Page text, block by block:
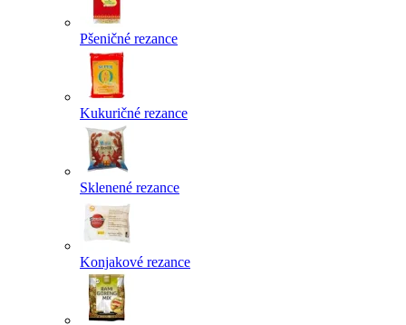
Pšeničné rezance
Kukuričné rezance
Sklenené rezance
Konjakové rezance